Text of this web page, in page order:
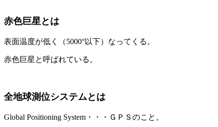
赤色巨星とは
表面温度が低く（5000°以下）なってくる。
赤色巨星と呼ばれている。
全地球測位システムとは
Global Positioning System・・・ＧＰＳのこと。